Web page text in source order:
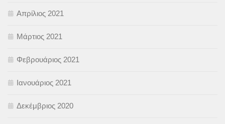
Απρίλιος 2021
Μάρτιος 2021
Φεβρουάριος 2021
Ιανουάριος 2021
Δεκέμβριος 2020